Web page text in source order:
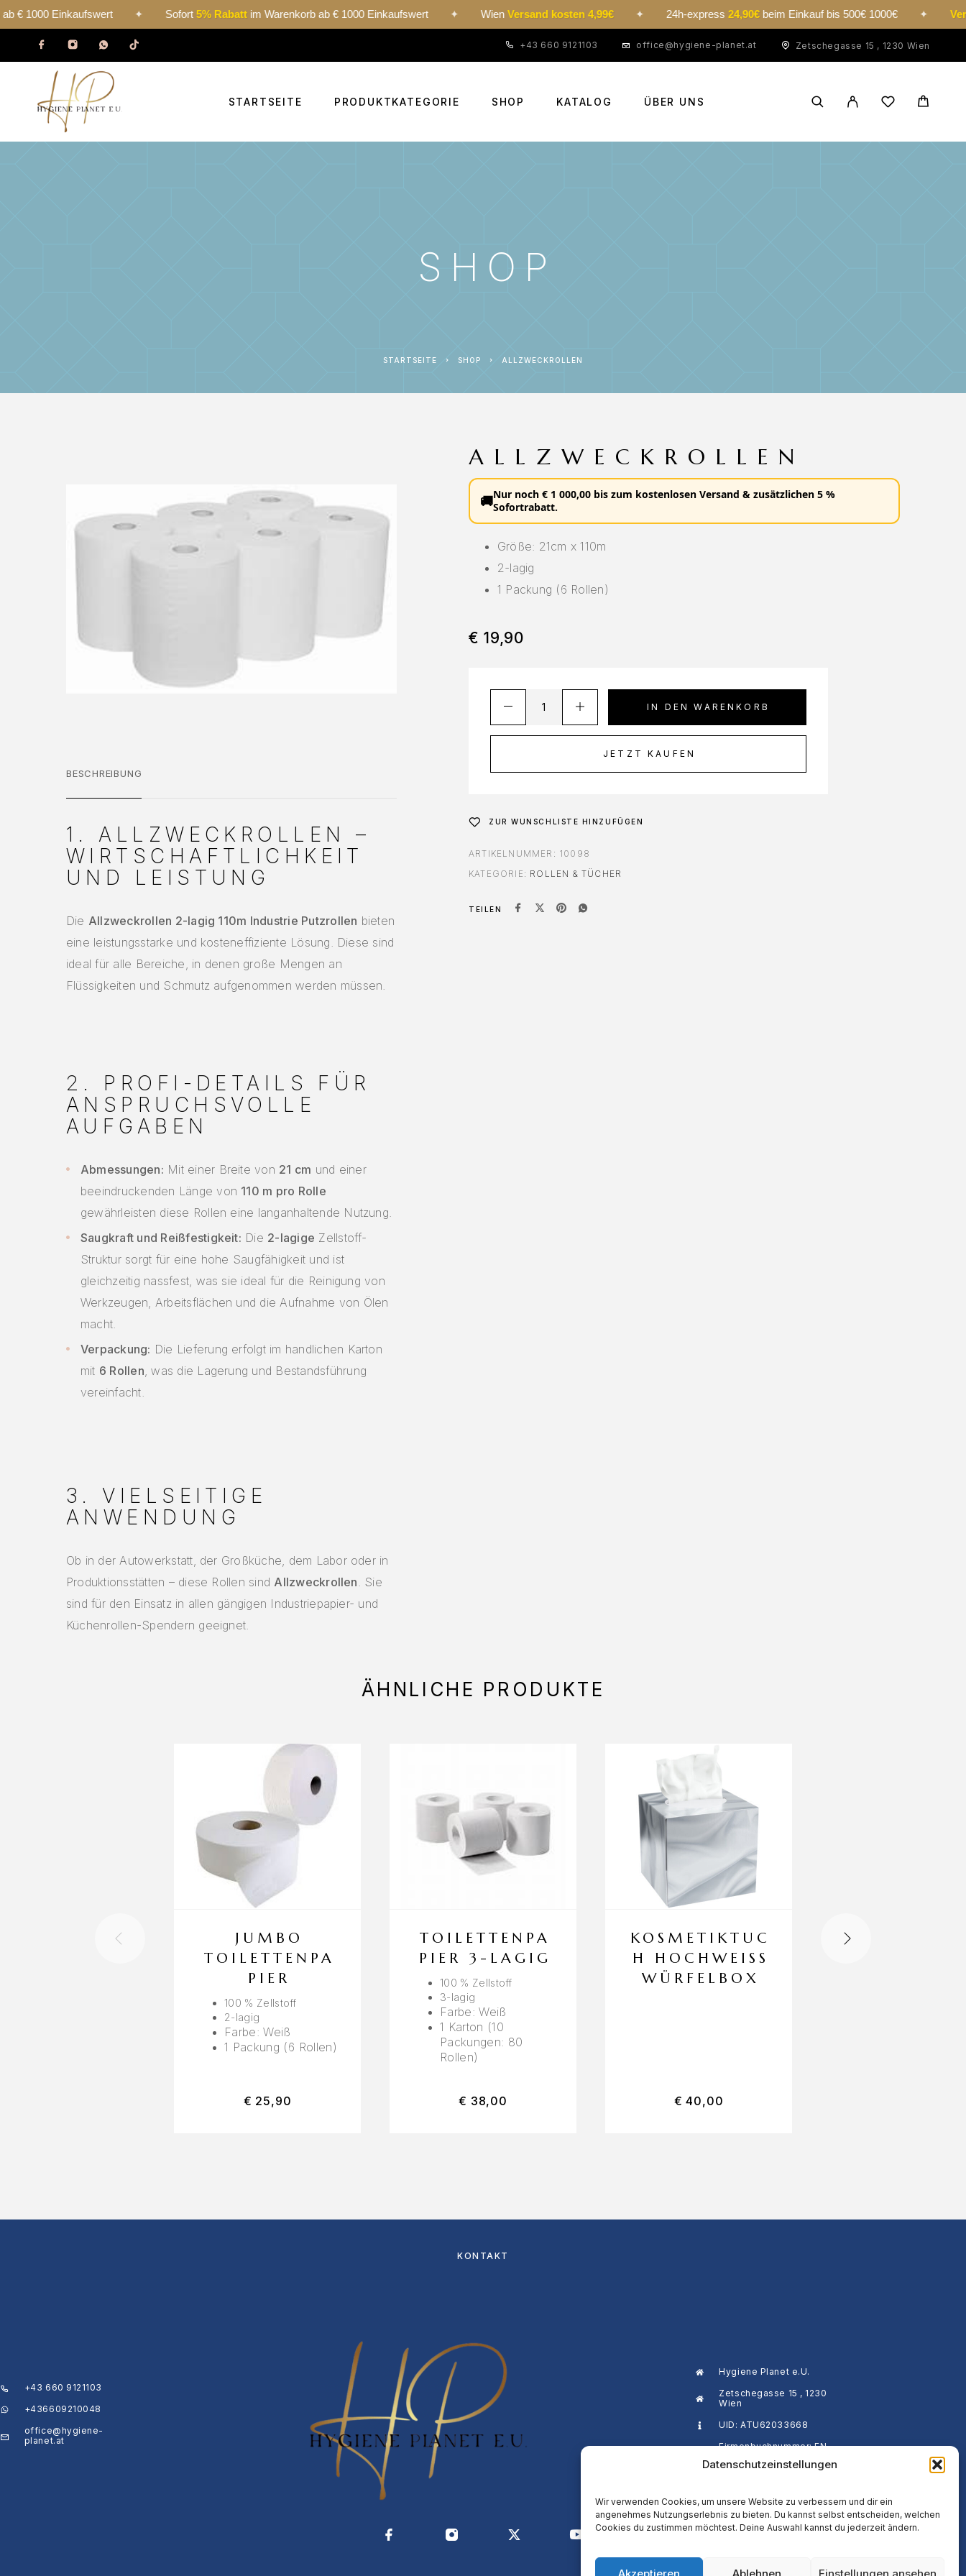
Datenschutzeinstellungen
Wir verwenden Cookies, um unsere Website zu verbessern und dir ein
angenehmes Nutzungserlebnis zu bieten. Du kannst selbst entscheiden, welchen
Cookies du zustimmen möchtest. Deine Auswahl kannst du jederzeit ändern.
Akzeptieren Ablehnen Einstellungen ansehen
Einkaufswert ✦ Sofort 5% Rabattim Warenkorb ab € 1000 Einkaufswert ✦ Wien Versand kosten 4,99€ ✦ 24h-express24,90€beim Einkauf bis 500€ 1000€ ✦ Versand
+43 660 9121103 office@hygiene-planet.at Zetschegasse 15 , 1230 Wien
STARTSEITE PRODUKTKATEGORIE SHOP KATALOG ÜBER UNS
SHOP
STARTSEITE SHOP ALLZWECKROLLEN
BESCHREIBUNG
1. ALLZWECKROLLEN –
WIRTSCHAFTLICHKEIT
UND LEISTUNG
Die Allzweckrollen 2-lagig 110m Industrie Putzrollen bieten
eine leistungsstarke und kosteneffiziente Lösung. Diese sind
ideal für alle Bereiche, in denen große Mengen an
Flüssigkeiten und Schmutz aufgenommen werden müssen.
2. PROFI-DETAILS FÜR
ANSPRUCHSVOLLE
AUFGABEN
Abmessungen: Mit einer Breite von 21 cm und einer
beeindruckenden Länge von 110 m pro Rolle
gewährleisten diese Rollen eine langanhaltende Nutzung.
Saugkraft und Reißfestigkeit: Die 2-lagige Zellstoff-
Struktur sorgt für eine hohe Saugfähigkeit und ist
gleichzeitig nassfest, was sie ideal für die Reinigung von
Werkzeugen, Arbeitsflächen und die Aufnahme von Ölen
macht.
Verpackung: Die Lieferung erfolgt im handlichen Karton
mit 6 Rollen , was die Lagerung und Bestandsführung
vereinfacht.
3. VIELSEITIGE
ANWENDUNG
Ob in der Autowerkstatt, der Großküche, dem Labor oder in
Produktionsstätten – diese Rollen sind Allzweckrollen . Sie
sind für den Einsatz in allen gängigen Industriepapier- und
Küchenrollen-Spendern geeignet.
ALLZWECKROLLEN
🚚Nur noch € 1 000,00 bis zum kostenlosen Versand & zusätzlichen 5 %
Sofortrabatt.
Größe: 21cm x 110m
2-lagig
1 Packung (6 Rollen)
€ 19,90
IN DEN WARENKORB
JETZT KAUFEN
ZUR WUNSCHLISTE HINZUFÜGEN
ARTIKELNUMMER: 10098
KATEGORIE: ROLLEN & TÜCHER
TEILEN
ÄHNLICHE PRODUKTE
JUMBO
TOILETTENPA
PIER
100 % Zellstoff
2-lagig
Farbe: Weiß
1 Packung (6 Rollen)
€ 25,90
TOILETTENPA
PIER 3-LAGIG
100 % Zellstoff
3-lagig
Farbe: Weiß
1 Karton (10
Packungen: 80
Rollen)
€ 38,00
KOSMETIKTUC
H HOCHWEISS W
ÜRFELBOX
€ 40,00
KONTAKT
+43 660 9121103
+436609210048
office@hygiene-
planet.at
Hygiene Planet e.U.
Zetschegasse 15 , 1230
Wien
UID: ATU62033668
Firmenbuchnummer: FN